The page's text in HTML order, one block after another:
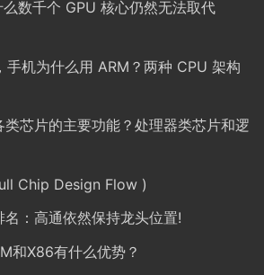
数千个 GPU 核心仍然无法取代
机为什么用 ARM？两种 CPU 架构
芯片的主要功能？处理器类芯片和逻
Chip Design Flow )
：高通依然保持龙头位置!
和X86有什么优势？